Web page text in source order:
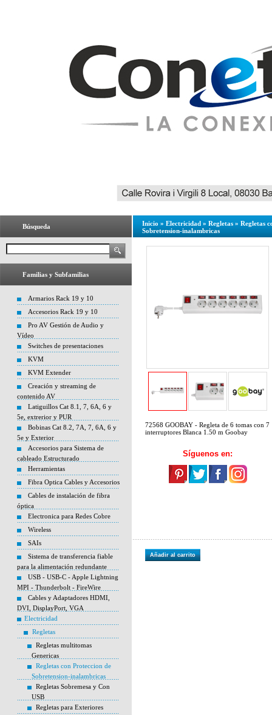
Búsqueda
Familias y Subfamilias
Armarios Rack 19 y 10
Accesorios Rack 19 y 10
Pro AV Gestión de Audio y
Vídeo
Switches de presentaciones
KVM
KVM Extender
Creación y streaming de
contenido AV
Latiguillos Cat 8.1, 7, 6A, 6 y
5e, extrerior y PUR
Bobinas Cat 8.2, 7A, 7, 6A, 6 y
5e y Exterior
Accesorios para Sistema de
cableado Estructurado
Herramientas
Fibra Optica Cables y Accesorios
Cables de instalación de fibra
óptica
Electronica para Redes Cobre
Wireless
SAIs
Sistema de transferencia fiable
para la alimentación redundante
USB - USB-C - Apple Lightning
MPI - Thunderbolt - FireWire
Cables y Adaptadores HDMI,
DVI, DisplayPort, VGA
Electricidad
Regletas
Regletas multitomas
Genericas
Regletas con Proteccion de
Sobretension-inalambricas
Regletas Sobremesa y Con
USB
Regletas para Exteriores
Inicio » Electricidad » Regletas » Regletas
Sobretension-inalambricas
72568 GOOBAY - Regleta de 6 tomas con 7
interruptores Blanca 1.50 m Goobay
Síguenos en:
Añadir al carrito